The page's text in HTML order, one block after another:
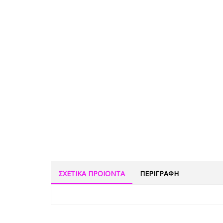
ΣΧΕΤΙΚΑ ΠΡΟΙΟΝΤΑ ΠΕΡΙΓΡΑΦΗ